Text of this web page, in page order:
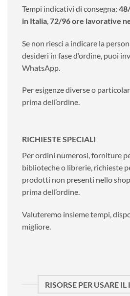
Tempi indicativi di consegna:
in Italia 72/96 ore lavorative
Se non riesci a indicare la
desideri in fase d’ordine, puoi
WhatsApp.
Per esigenze diverse o
prima dell’ordine.
RICHIESTE SPECIALI
Per ordini numerosi, forniture
biblioteche o librerie, richieste
prodotti non presenti nello
prima dell’ordine.
Valuteremo insieme tempi,
migliore.
RISORSE PER USARE